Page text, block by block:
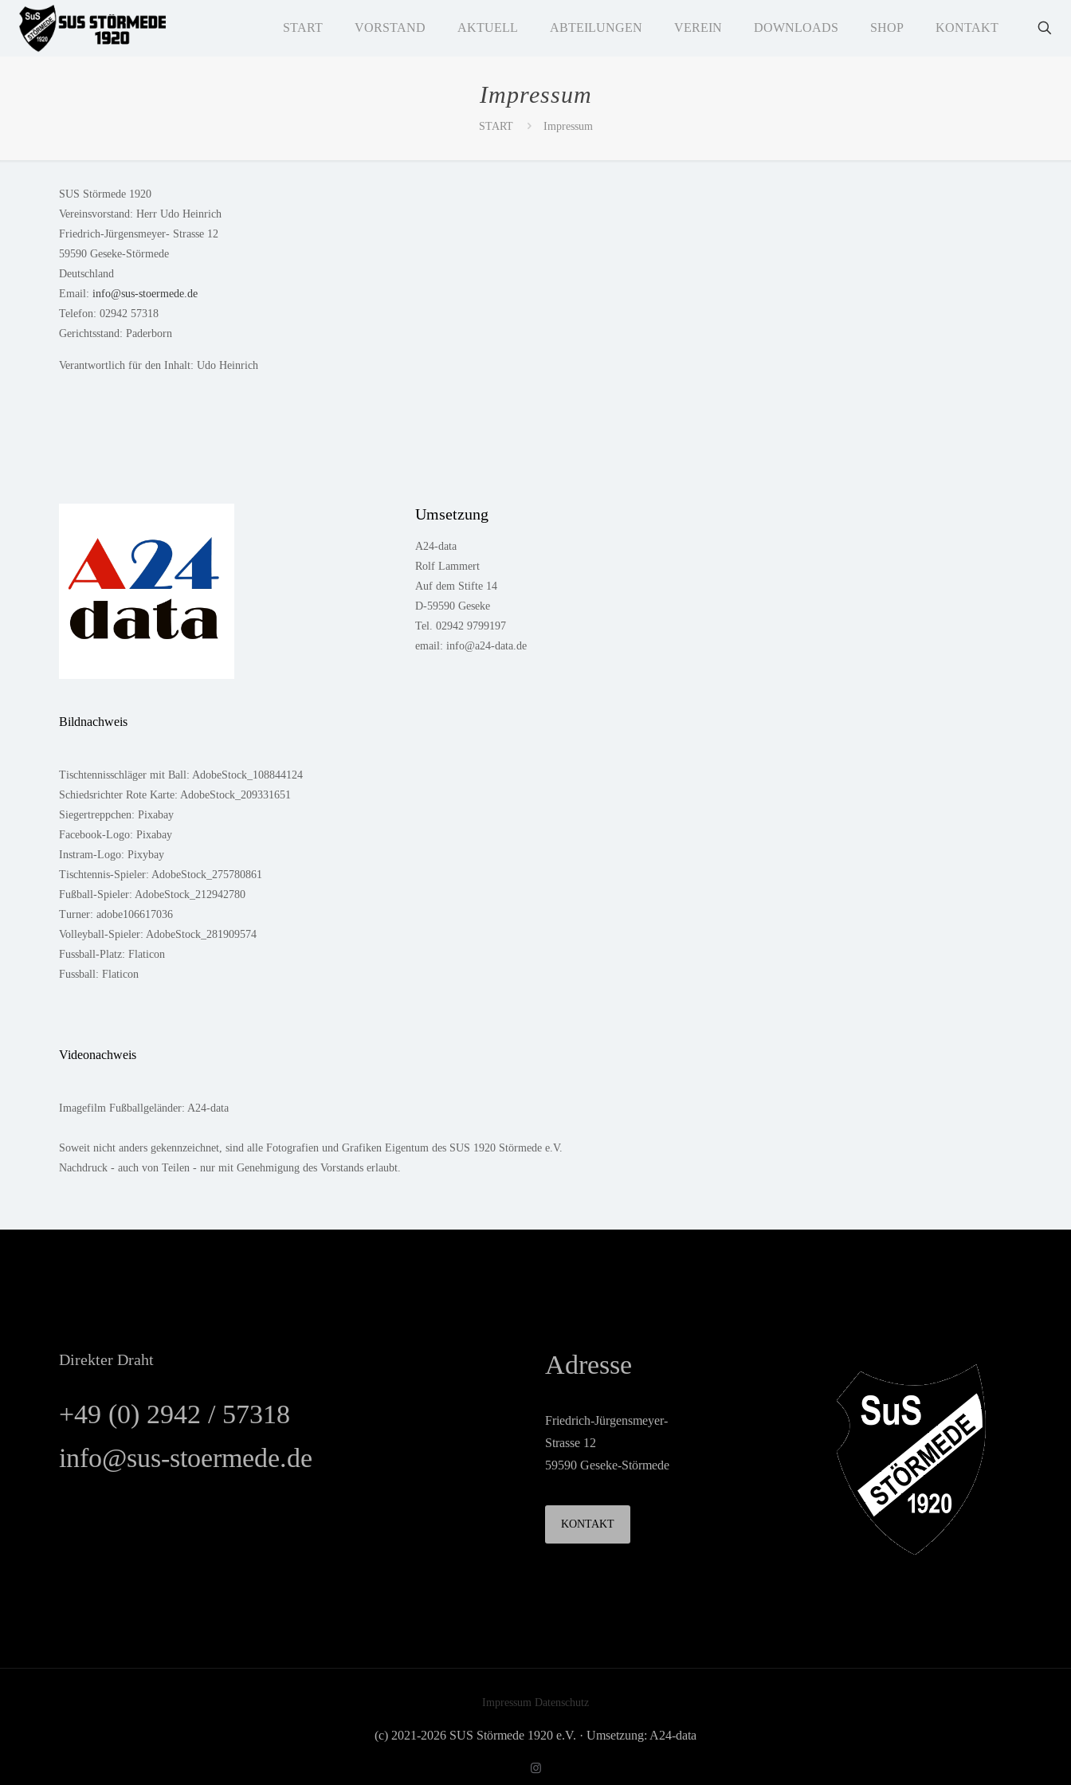
START VORSTAND AKTUELL ABTEILUNGEN VEREIN DOWNLOADS SHOP KONTAKT
Impressum
START Impressum
SUS Störmede 1920
Vereinsvorstand: Herr Udo Heinrich
Friedrich-Jürgensmeyer- Strasse 12
59590 Geseke-Störmede
Deutschland
Email:info@sus-stoermede.de
Telefon: 02942 57318
Gerichtsstand: Paderborn
Verantwortlich für den Inhalt: Udo Heinrich
Umsetzung
A24-data
Rolf Lammert
Auf dem Stifte 14
D-59590 Geseke
Tel. 02942 9799197
email: info@a24-data.de
Bildnachweis
Tischtennisschläger mit Ball: AdobeStock_108844124
Schiedsrichter Rote Karte: AdobeStock_209331651
Siegertreppchen: Pixabay
Facebook-Logo: Pixabay
Instram-Logo: Pixybay
Tischtennis-Spieler: AdobeStock_275780861
Fußball-Spieler: AdobeStock_212942780
Turner: adobe106617036
Volleyball-Spieler: AdobeStock_281909574
Fussball-Platz: Flaticon
Fussball: Flaticon
Videonachweis
Imagefilm Fußballgeländer: A24-data
Soweit nicht anders gekennzeichnet, sind alle Fotografien und Grafiken Eigentum des SUS 1920 Störmede e.V.
Nachdruck - auch von Teilen - nur mit Genehmigung des Vorstands erlaubt.
Direkter Draht
+49 (0) 2942 / 57318
info@sus-stoermede.de
Adresse
Friedrich-Jürgensmeyer-
Strasse 12
59590 Geseke-Störmede
KONTAKT
Impressum Datenschutz
(c) 2021-2026 SUS Störmede 1920 e.V. · Umsetzung: A24-data